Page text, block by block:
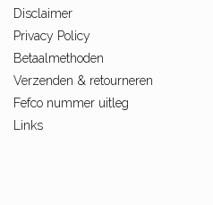
Disclaimer
Privacy Policy
Betaalmethoden
Verzenden & retourneren
Fefco nummer uitleg
Links